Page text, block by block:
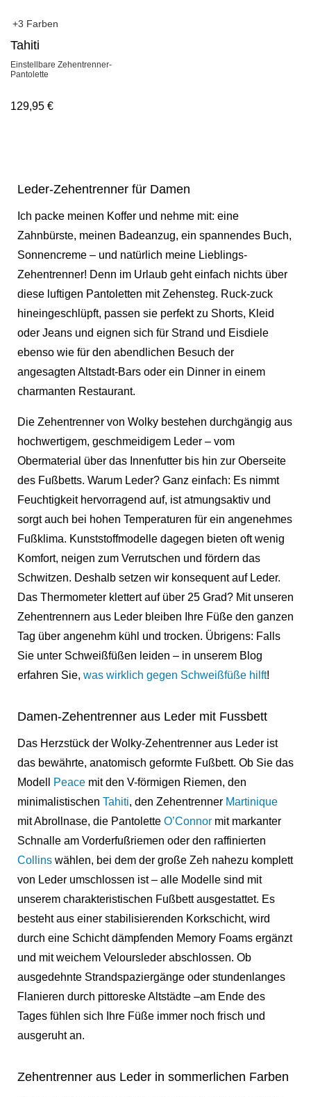
+3 Farben
Tahiti
Einstellbare Zehentrenner-
Pantolette
129,95 €
Leder-Zehentrenner für Damen
Ich packe meinen Koffer und nehme mit: eine
Zahnbürste, meinen Badeanzug, ein spannendes Buch,
Sonnencreme – und natürlich meine Lieblings-
Zehentrenner! Denn im Urlaub geht einfach nichts über
diese luftigen Pantoletten mit Zehensteg. Ruck-zuck
hineingeschlüpft, passen sie perfekt zu Shorts, Kleid
oder Jeans und eignen sich für Strand und Eisdiele
ebenso wie für den abendlichen Besuch der
angesagten Altstadt-Bars oder ein Dinner in einem
charmanten Restaurant.
Die Zehentrenner von Wolky bestehen durchgängig aus
hochwertigem, geschmeidigem Leder – vom
Obermaterial über das Innenfutter bis hin zur Oberseite
des Fußbetts. Warum Leder? Ganz einfach: Es nimmt
Feuchtigkeit hervorragend auf, ist atmungsaktiv und
sorgt auch bei hohen Temperaturen für ein angenehmes
Fußklima. Kunststoffmodelle dagegen bieten oft wenig
Komfort, neigen zum Verrutschen und fördern das
Schwitzen. Deshalb setzen wir konsequent auf Leder.
Das Thermometer klettert auf über 25 Grad? Mit unseren
Zehentrennern aus Leder bleiben Ihre Füße den ganzen
Tag über angenehm kühl und trocken. Übrigens: Falls
Sie unter Schweißfüßen leiden – in unserem Blog
erfahren Sie, was wirklich gegen Schweißfüße hilft!
Damen-Zehentrenner aus Leder mit Fussbett
Das Herzstück der Wolky-Zehentrenner aus Leder ist
das bewährte, anatomisch geformte Fußbett. Ob Sie das
Modell
Peace mit den V-förmigen Riemen, den
minimalistischen Tahiti, den Zehentrenner Martinique
mit Abrollnase, die Pantolette O’Connor mit markanter
Schnalle am Vorderfußriemen oder den raffinierten
Collins wählen, bei dem der große Zeh nahezu komplett
von Leder umschlossen ist – alle Modelle sind mit
unserem charakteristischen Fußbett ausgestattet. Es
besteht aus einer stabilisierenden Korkschicht, wird
durch eine Schicht dämpfenden Memory Foams ergänzt
und mit weichem Veloursleder abschlossen. Ob
ausgedehnte Strandspaziergänge oder stundenlanges
Flanieren durch pittoreske Altstädte –am Ende des
Tages fühlen sich Ihre Füße immer noch frisch und
ausgeruht an.
Zehentrenner aus Leder in sommerlichen Farben